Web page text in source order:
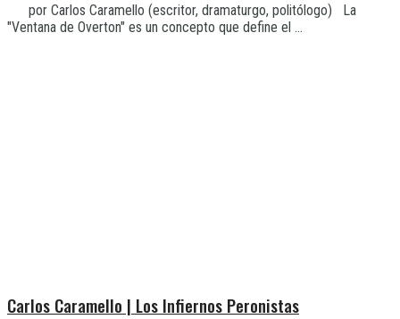
por Carlos Caramello (escritor, dramaturgo, politólogo) La
"Ventana de Overton" es un concepto que define el ...
Carlos Caramello | Los Infiernos Peronistas